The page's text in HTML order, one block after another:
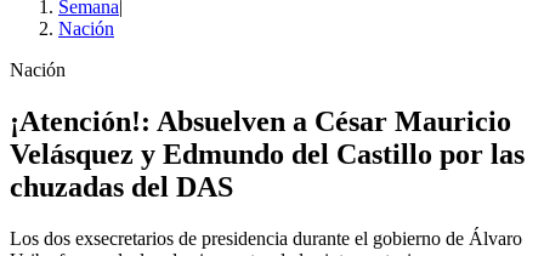
Semana|
Nación
Nación
¡Atención!: Absuelven a César Mauricio
Velásquez y Edmundo del Castillo por las
chuzadas del DAS
Los dos exsecretarios de presidencia durante el gobierno de Álvaro